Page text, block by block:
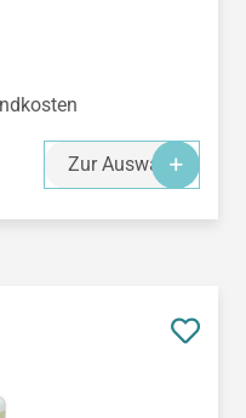
Zur Auswahl